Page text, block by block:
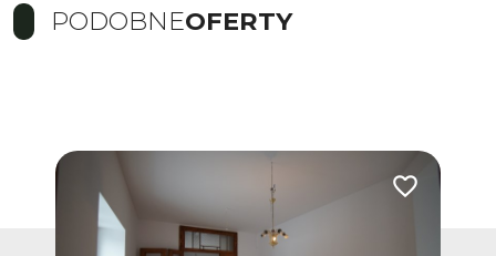
PODOBNEOFERTY
Dodaj do